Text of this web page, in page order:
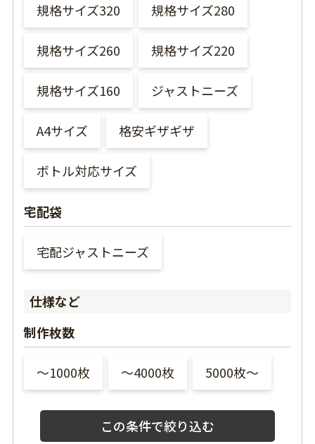
規格サイズ320 規格サイズ280
規格サイズ260 規格サイズ220
規格サイズ160 ジャストニーズ
A4サイズ 格安ギザギザ
ボトル対応サイズ
宅配袋
宅配ジャストニーズ
仕様など
制作枚数
〜1000枚 〜4000枚 5000枚〜